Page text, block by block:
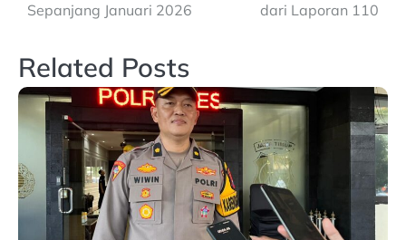
Sepanjang Januari 2026
dari Laporan 110
Related Posts